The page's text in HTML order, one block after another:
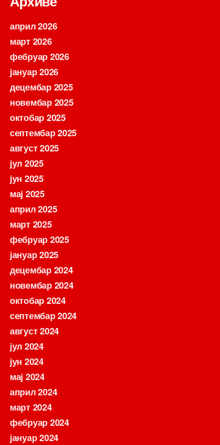
април 2026
март 2026
фебруар 2026
јануар 2026
децембар 2025
новембар 2025
октобар 2025
септембар 2025
август 2025
јул 2025
јун 2025
мај 2025
април 2025
март 2025
фебруар 2025
јануар 2025
децембар 2024
новембар 2024
октобар 2024
септембар 2024
август 2024
јул 2024
јун 2024
мај 2024
април 2024
март 2024
фебруар 2024
јануар 2024